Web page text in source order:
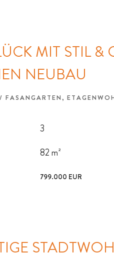
MIT STIL &
NEUBAU
3
82 m²
799.000 EUR